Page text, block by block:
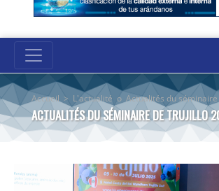
Accueil > L'actualité o Actualités du
ACTUALITÉS DU SÉMINAIRE DE TRUJILLO